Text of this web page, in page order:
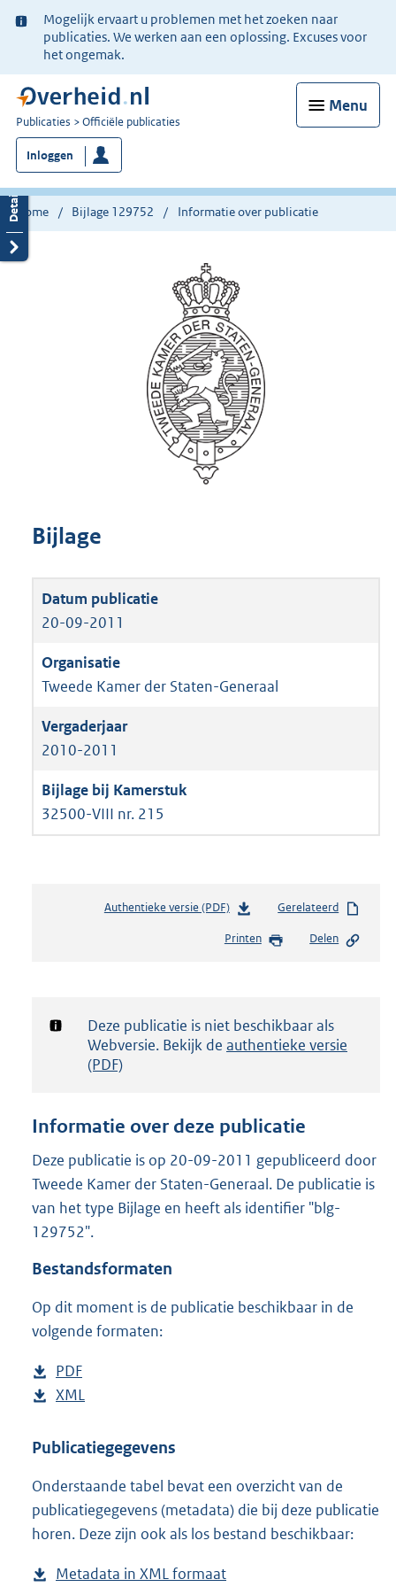
Ter
informatie:
Mogelijk ervaart u problemen met het zoeken naar
publicaties. We werken aan een oplossing. Excuses voor
het ongemak.
Menu
U
bent
nu
hier:
Publicaties Officiële publicaties
Inloggen
Home Bijlage 129752 Informatie over publicatie
Bijlage
20-09-2011
Tweede Kamer der Staten-Generaal
2010-2011
32500-VIII nr. 215
Authentieke versie (PDF)b
s
d
g
t
e
:
5
Gerelateerd
Printen Delen
Notificatie:
Deze publicatie is niet beschikbaar als
Webversie. Bekijk de authentieke versie
(PDF)
Informatie over deze publicatie
Deze publicatie is op 20-09-2011 gepubliceerd door
Tweede Kamer der Staten-Generaal. De publicatie is
van het type Bijlage en heeft als identifier "blg-
129752".
Bestandsformaten
Op dit moment is de publicatie beschikbaar in de
volgende formaten:
D
o
n
o
a
d
PDF
e
t
n
d
s
D
w
l
o
a
XML
s
a
n
d
Publicatiegegevens
Onderstaande tabel bevat een overzicht van de
publicatiegegevens (metadata) die bij deze publicatie
horen. Deze zijn ook als los bestand beschikbaar:
Metadata in XML formaat